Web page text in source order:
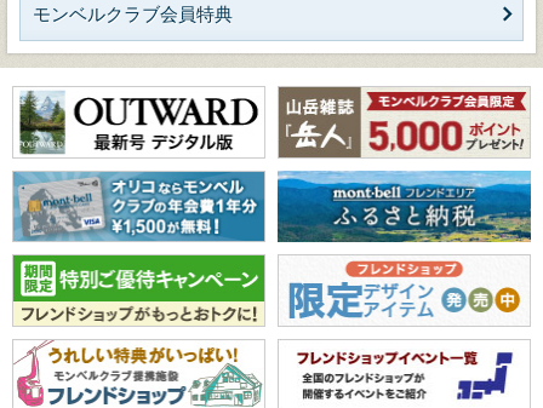
モンベルクラブ会員特典